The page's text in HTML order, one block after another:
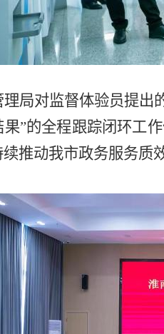
理局对监督体验员提出
”的全程跟踪闭环工
推动我市政务服务质